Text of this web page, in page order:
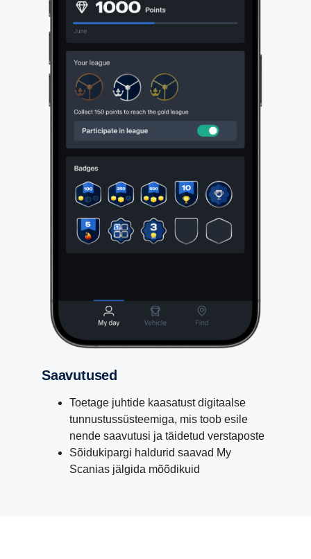
Saavutused
Toetage juhtide kaasatust digitaalse
tunnustussüsteemiga, mis toob esile
nende saavutusi ja täidetud verstaposte
Sõidukipargi haldurid saavad My
Scanias jälgida mõõdikuid